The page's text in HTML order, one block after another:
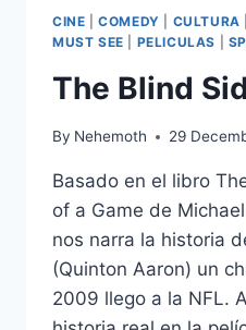
CINE |COMEDY CULTURA
MUST SEE
PELICULAS
The Blind
By Nehemoth 29
Basado en el libro
of a Game de
nos narra la historia
(Quinton Aaron) un
2009 llego a la NFL.